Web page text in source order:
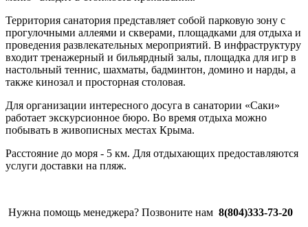
Территория санатория представляет собой парковую зону с
прогулочными аллеями и скверами, площадками для отдыха и
проведения развлекательных мероприятий. В инфраструктуру
входит тренажерный и бильярдный залы, площадка для игр в
настольный теннис, шахматы, бадминтон, домино и нарды, а
также кинозал и просторная столовая.
Для организации интересного досуга в санатории «Саки»
работает экскурсионное бюро. Во время отдыха можно
побывать в живописных местах Крыма.
Расстояние до моря - 5 км. Для отдыхающих предоставляются
услуги доставки на пляж.
Нужна помощь менеджера? Позвоните нам 8(804)333-73-20